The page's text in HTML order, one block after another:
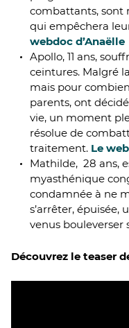
combattants, sont
qui empêchera
webdoc d’Anaëlle
Apollo, 11 ans,
ceintures. Malgré
mais pour
parents, ont
vie, un moment
résolue de
traitement. Le
Mathilde, 28 ans,
myasthénique
condamnée à ne
s’arrêter,
venus bouleverser
Découvrez le teaser